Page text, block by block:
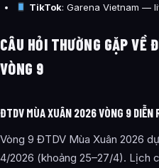
TikTok: Garena Vietnam —
CÂU HỎI THƯỜNG GẶP
VÒNG 9
ĐTDV MÙA XUÂN 2026 VÒNG 9 DIỄN
Vòng 9 ĐTDV Mùa Xuân 2026
4/2026 (khoảng 25–27/4). Lịch